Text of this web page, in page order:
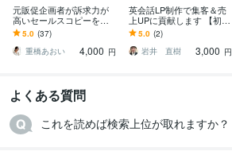
元販促企画者が訴求力が
高いセールスコピーを書
きます メルマガからECサ
イトの商品PR文まで幅広
くご対応します
5.0 (37)
重橋あおい
4,000 円
英会話LP制作で集客＆売
上UPに貢献します 【初回
限定3,000円】お気軽に無
料相談をご利用ください
5.0 (2)
岩井 直樹
3,000 円
よくある質問
これを読めば検索上位が取れますか？